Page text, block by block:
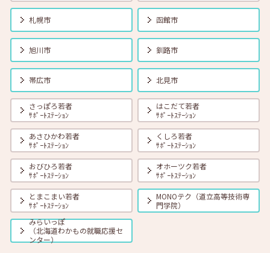
2026年08月01日(土) セミナー 在職者 学生 求職者
【オンライン】8月18日（火） 転職前に知っておきたい「部下力」ア
ップセミナー～新しい職場で無理なくキャッチアップするためのコミ
ュニケーション術～ 14:00～14:45 定員40名
2026年08月01日(土) 在職者 学生
【函館・対面】8月19日（水）就勝塾 タイプ別「対人ストレス」を減
らす方法 13:30～14:30
2026年08月01日(土) 在職者 学生
【釧路・対面】8月20日（木）就勝塾 いまさら聞けないビジネスマナ
ー 13:30～14:30
2026年08月01日(土) 在職者 学生 求職者
【オンライン】8月20日（木）ビジネスコミュニケーション 報・連・
相 14:00～14:30
札幌市 函館市
旭川市 釧路市
帯広市 北見市
さっぽろ若者
ｻﾎﾟｰﾄｽﾃｰｼｮﾝ
はこだて若者
ｻﾎﾟｰﾄｽﾃｰｼｮﾝ
あさひかわ若者
ｻﾎﾟｰﾄｽﾃｰｼｮﾝ
くしろ若者
ｻﾎﾟｰﾄｽﾃｰｼｮﾝ
おびひろ若者
ｻﾎﾟｰﾄｽﾃｰｼｮﾝ
オホーツク若者
ｻﾎﾟｰﾄｽﾃｰｼｮﾝ
とまこまい若者
ｻﾎﾟｰﾄｽﾃｰｼｮﾝ
MONOテク（道立高等技術専
門学院）
みらいっぽ
（北海道わかもの就職応援セ
ンター）